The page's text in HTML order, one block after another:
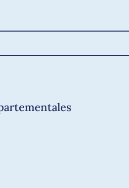
X.com
LinkedIn